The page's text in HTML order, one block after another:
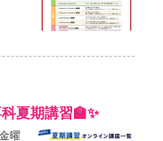
夏期講習🏫✨
曜